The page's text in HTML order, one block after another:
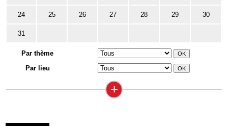
24 25 26 27 28 29 30
31
Par thème
Par lieu
+